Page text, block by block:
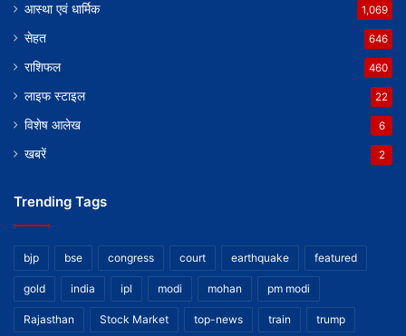
आस्था एवं धार्मिक 1,069
सेहत 646
राशिफल 460
लाइफ स्टाइल 22
विशेष आलेख 6
खबरें 2
Trending Tags
bjp bse congress court earthquake featured
gold india ipl modi mohan pm modi
Rajasthan Stock Market top-news train trump